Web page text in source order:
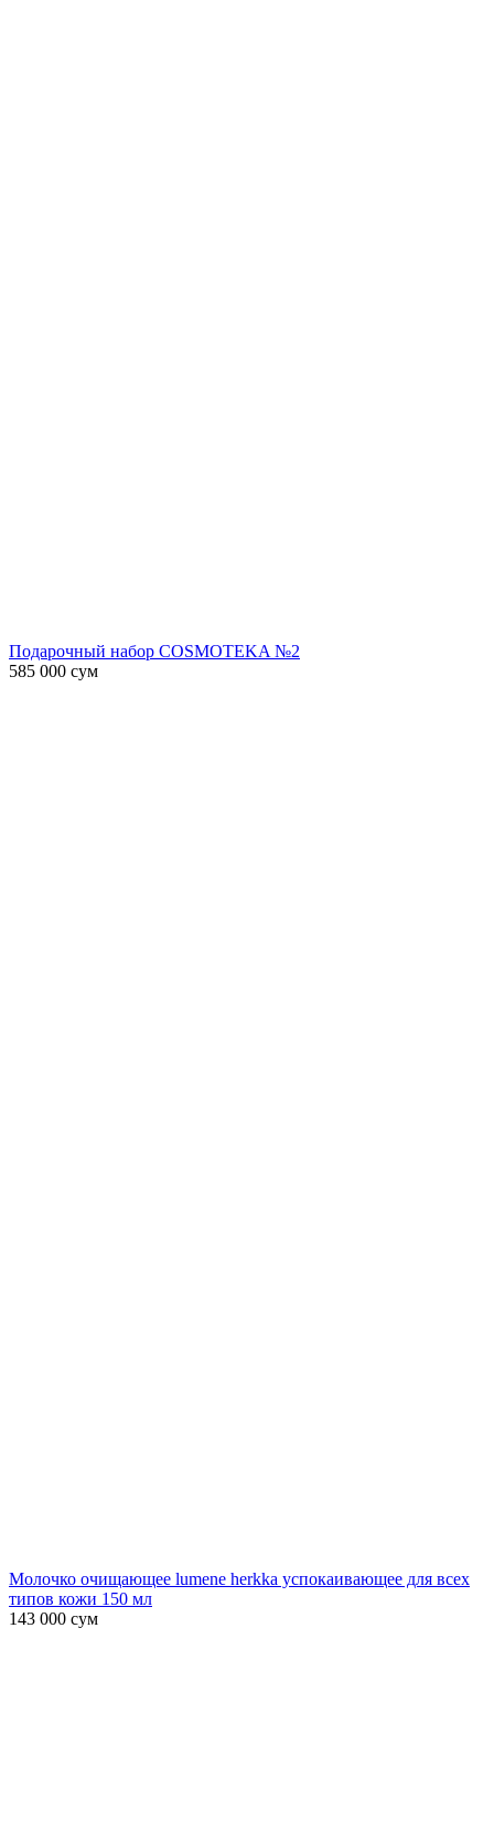
Подарочный набор COSMOTEKA №2
585 000 сум
Молочко очищающее lumene herkka успокаивающее для всех
типов кожи 150 мл
143 000 сум